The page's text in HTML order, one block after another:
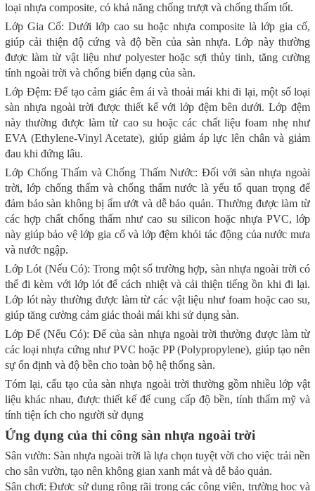
loại nhựa composite, có khả năng chống trượt và chống thấm tốt.
Lớp Gia Cố: Dưới lớp cao su hoặc nhựa composite là lớp gia cố,
giúp cải thiện độ cứng và độ bền của sàn nhựa. Lớp này thường
được làm từ vật liệu như polyester hoặc sợi thủy tinh, tăng cường
tính ngoài trời và chống biến dạng của sàn.
Lớp Đệm: Để tạo cảm giác êm ái và thoải mái khi đi lại, một số loại
sàn nhựa ngoài trời được thiết kế với lớp đệm bên dưới. Lớp đệm
này thường được làm từ cao su hoặc các chất liệu foam nhẹ như
EVA (Ethylene-Vinyl Acetate), giúp giảm áp lực lên chân và giảm
đau khi đứng lâu.
Lớp Chống Thấm và Chống Thấm Nước: Đối với sàn nhựa ngoài
trời, lớp chống thấm và chống thấm nước là yếu tố quan trọng để
đảm bảo sàn không bị ẩm ướt và dễ bảo quản. Thường được làm từ
các hợp chất chống thấm như cao su silicon hoặc nhựa PVC, lớp
này giúp bảo vệ lớp gia cố và lớp đệm khỏi tác động của nước mưa
và nước ngập.
Lớp Lót (Nếu Có): Trong một số trường hợp, sàn nhựa ngoài trời có
thể đi kèm với lớp lót để cách nhiệt và cải thiện tiếng ồn khi đi lại.
Lớp lót này thường được làm từ các vật liệu như foam hoặc cao su,
giúp tăng cường cảm giác thoải mái khi sử dụng sàn.
Lớp Đế (Nếu Có): Đế của sàn nhựa ngoài trời thường được làm từ
các loại nhựa cứng như PVC hoặc PP (Polypropylene), giúp tạo nên
sự ổn định và độ bền cho toàn bộ hệ thống sàn.
Tóm lại, cấu tạo của sàn nhựa ngoài trời thường gồm nhiều lớp vật
liệu khác nhau, được thiết kế để cung cấp độ bền, tính thẩm mỹ và
tính tiện ích cho người sử dụng
Ứng dụng của thi công sàn nhựa ngoài trời
Sân vườn: Sàn nhựa ngoài trời là lựa chọn tuyệt vời cho việc trải nền
cho sân vườn, tạo nên không gian xanh mát và dễ bảo quản.
Sân chơi: Được sử dụng rộng rãi trong các công viên, trường học và